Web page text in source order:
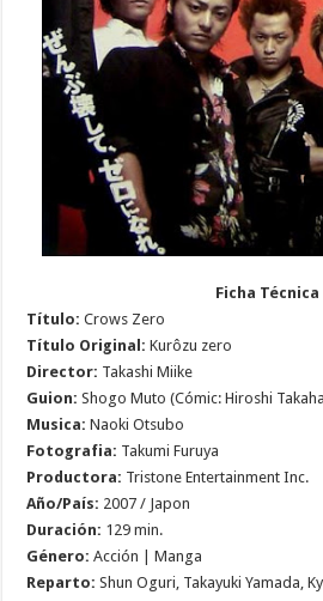
Ficha Técnica
Título: Crows Zero
Título Original: Kurôzu zero
Director: Takashi Miike
Guion: Shogo Muto (Cómic: Hiroshi
Musica: Naoki Otsubo
Fotografia: Takumi Furuya
Productora: Tristone Entertainment Inc.
Año/País: 2007 / Japon
Duración: 129 min.
Género: Acción | Manga
Reparto: Shun Oguri, Takayuki Yamada,